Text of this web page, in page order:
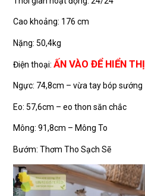
Cao khoảng: 176 cm
Nặng: 50,4kg
Điện thoại:ẤN VÀO ĐỂ HIỂN THỊ
Ngực: 74,8cm – vừa tay bóp sướng
Eo: 57,6cm – eo thon săn chắc
Mông: 91,8cm – Mông To
Bướm: Thơm Tho Sạch Sẽ